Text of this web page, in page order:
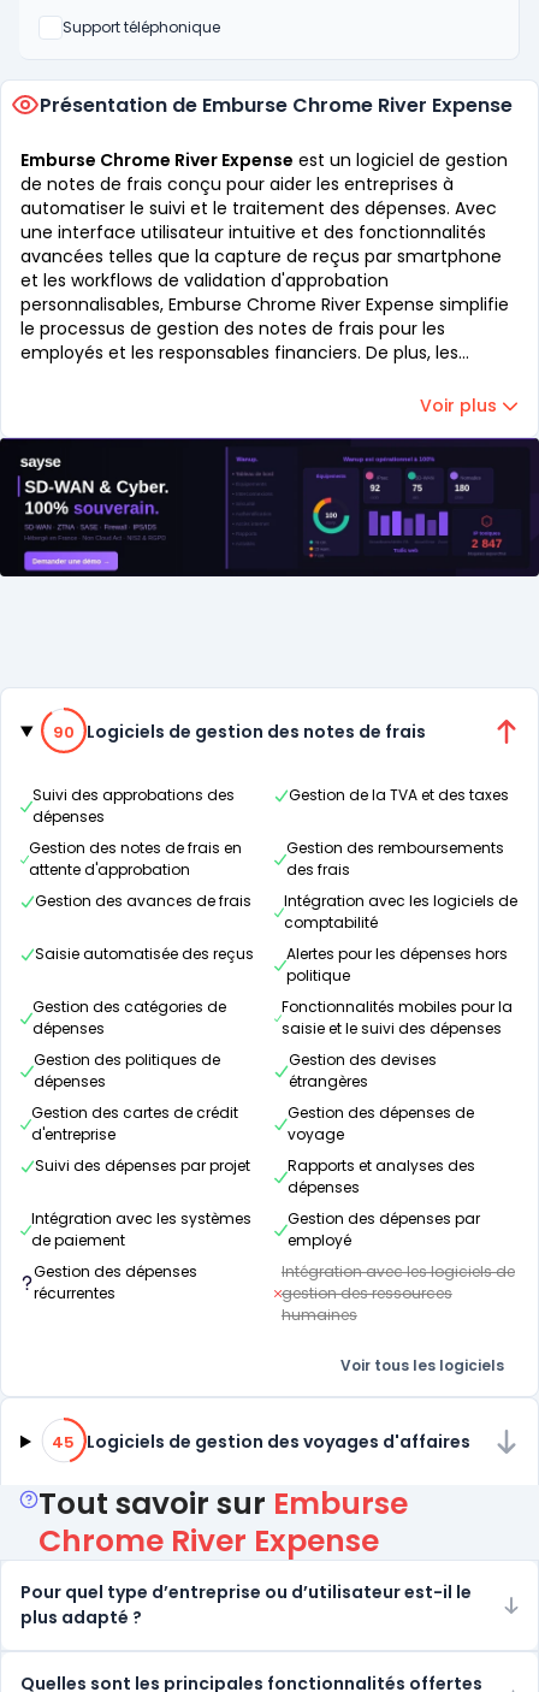
Support téléphonique
Non
Présentation de Emburse Chrome River Expense
Emburse Chrome River Expense est un logiciel de gestion
de notes de frais conçu pour aider les entreprises à
automatiser le suivi et le traitement des dépenses. Avec
une interface utilisateur intuitive et des fonctionnalités
avancées telles que la capture de reçus par smartphone
et les workflows de validation d'approbation
personnalisables, Emburse Chrome River Expense simplifie
le processus de gestion des notes de frais pour les
employés et les responsables financiers. De plus, les
systèmes de comptabilité populaires comme SAP et
financière de l'entreprise.
Voir plus
Catégories
90% de compatibilité
90 Logiciels de gestion des notes de frais
Suivi des approbations des
dépenses
Gestion de la TVA et des taxes
Gestion des notes de frais en
attente d'approbation
Gestion des remboursements
des frais
Gestion des avances de frais
Intégration avec les logiciels de
comptabilité
Saisie automatisée des reçus
Alertes pour les dépenses hors
politique
Gestion des catégories de
dépenses
Fonctionnalités mobiles pour la
saisie et le suivi des dépenses
Gestion des politiques de
dépenses
Gestion des devises
étrangères
Gestion des cartes de crédit
d'entreprise
Gestion des dépenses de
voyage
Suivi des dépenses par projet
Rapports et analyses des
dépenses
Intégration avec les systèmes
de paiement
Gestion des dépenses par
employé
Gestion des dépenses
récurrentes
Intégration avec les logiciels de
gestion des ressources
humaines
Voir tous les logiciels
45% de compatibilité
45 Logiciels de gestion des voyages d'affaires
Tout savoir sur Emburse
Chrome River Expense
Pour quel type d’entreprise ou d’utilisateur est-il le
plus adapté ?
Quelles sont les principales fonctionnalités offertes